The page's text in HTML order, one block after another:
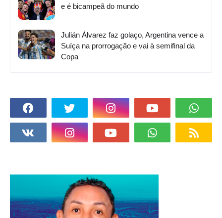
e é bicampeã do mundo
Julián Álvarez faz golaço, Argentina vence a
Suíça na prorrogação e vai à semifinal da
Copa